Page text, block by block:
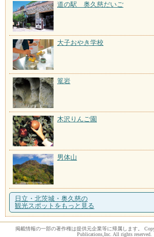
道の駅 奥久慈だいご
大子おやき学校
篭岩
木沢りんご園
男体山
日立・北茨城・奥久慈の
観光スポットをもっと見る
掲載情報の一部の著作権は提供元企業等に帰属します。
Publications,Inc. All rights reserved.